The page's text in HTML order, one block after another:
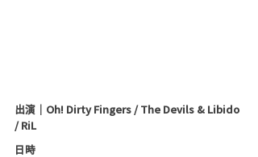
出演｜Oh! Dirty Fingers / The Devils & Libido
/ RiL
日時